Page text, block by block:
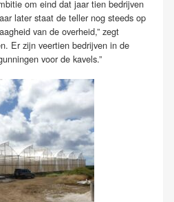
om eind dat jaar tien bedrijven
later staat de teller nog steeds op
van de overheid,” zegt
Er zijn veertien bedrijven in de
voor de kavels.”